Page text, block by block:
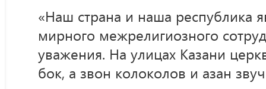
«Наш страна и наша республика
мирного межрелигиозного
уважения. На улицах Казани
бок, а звон колоколов и азан